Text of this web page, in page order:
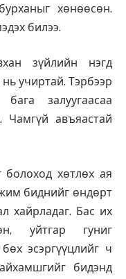
хөнөөсөн.
билээ.
зүйлийн нэгд
учиртай. Тэрбээр
залуугаасаа
Чамгүй авъяастай
болоход хөтлөх ая
биднийг өндөрт
хайрладаг. Бас их
уйтгар гуниг
эсэргүүцлийг ч
бидэнд